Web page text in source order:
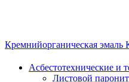
Кремнийорганическая эмаль
Асбестотехнические и
Листовой паронит